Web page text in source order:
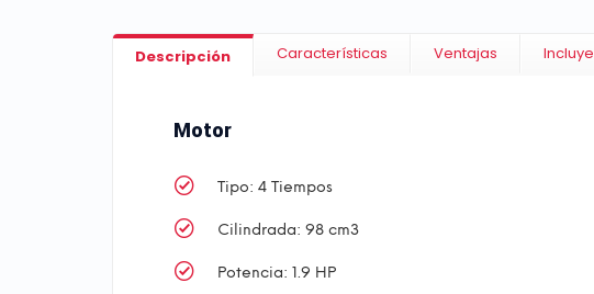
Descripción Características Ventajas Incluye
Motor
Tipo: 4 Tiempos
Cilindrada: 98 cm3
Potencia: 1.9 HP